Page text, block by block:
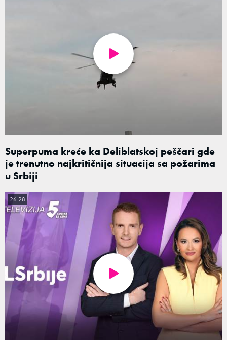
Superpuma kreće ka Deliblatskoj peščari gde
je trenutno najkritičnija situacija sa požarima
u Srbiji
26:28